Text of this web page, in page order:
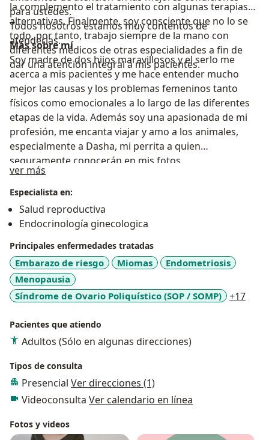
para ustedes.
Todos nosotros estamos muy contentos de
atenderlas.
la complemento el tratamiento con algunas terapias
alternativas. Finalmente, soy consciente que no lo se
todo, por tanto, trabajo siempre de la mano con
diferentes médicos de otras especialidades a fin de
dar una atención integral a mis pacientes.
Más sobre mí
Soy madre de dos hijos maravillosos y el serlo me
acerca a mis pacientes y me hace entender mucho
mejor las causas y los problemas femeninos tanto
físicos como emocionales a lo largo de las diferentes
etapas de la vida. Además soy una apasionada de mi
profesión, me encanta viajar y amo a los animales,
especialmente a Dasha, mi perrita a quien
seguramente conocerán en mis fotos.
ver más
Especialista en:
Salud reproductiva
Endocrinología ginecologica
Principales enfermedades tratadas
Embarazo de riesgo Miomas
Endometriosis
Menopausia
Síndrome de Ovario Poliquístico (SOP / SOMP)
+17
Pacientes que atiendo
Adultos (Sólo en algunas direcciones)
Tipos de consulta
Presencial Ver direcciones (1)
Videoconsulta Ver calendario en línea
Fotos y videos